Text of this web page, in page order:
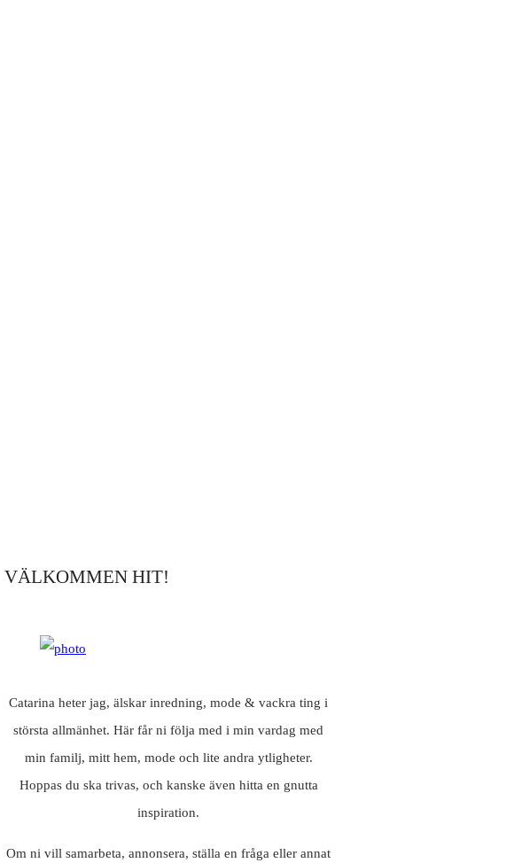
VÄLKOMMEN HIT!
Catarina heter jag, älskar inredning, mode & vackra ting i
största allmänhet. Här får ni följa med i min vardag med
min familj, mitt hem, mode och lite andra ytligheter.
Hoppas du ska trivas, och kanske även hitta en gnutta
inspiration.
Om ni vill samarbeta, annonsera, ställa en fråga eller annat